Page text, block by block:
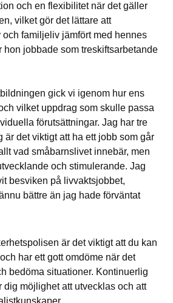
och en flexibilitet när det gäller
vilket gör det lättare att
och familjeliv jämfört med hennes
hon jobbade som treskiftsarbetande
gick vi igenom hur ens
vilket uppdrag som skulle passa
förutsättningar. Jag har tre
är det viktigt att ha ett jobb som går
vad småbarnslivet innebär, men
och stimulerande. Jag
besviken på livvaktsjobbet,
bättre än jag hade förväntat
är det viktigt att du kan
har ett gott omdöme när det
bedöma situationer. Kontinuerlig
möjlighet att utvecklas och att